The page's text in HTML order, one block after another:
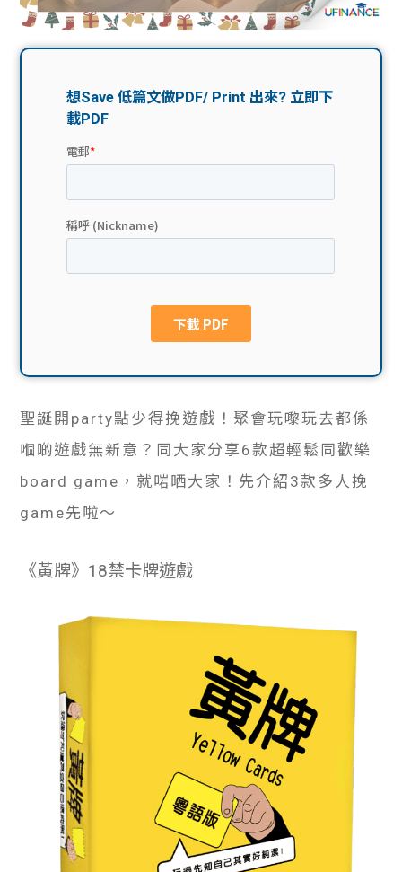
生學
貸款
網上
私人
計數
de
ge
校園
Gui
Gui
101
贊助
聖誕開party點少得挽遊戲！聚會玩嚟玩去都係
嗰啲遊戲無新意？同大家分享6款超輕鬆同歡樂
board game，就啱晒大家！先介紹3款多人挽
game先啦～
《黃牌》18禁卡牌遊戲